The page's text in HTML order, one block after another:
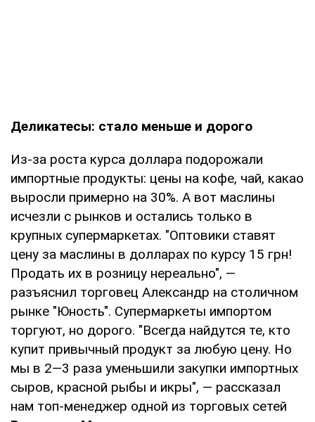
Деликатесы: стало меньше и дорого
Из-за роста курса доллара подорожали
импортные продукты: цены на кофе, чай, какао
выросли примерно на 30%. А вот маслины
исчезли с рынков и остались только в
крупных супермаркетах. "Оптовики ставят
цену за маслины в долларах по курсу 15 грн!
Продать их в розницу нереально", —
разъяснил торговец Александр на столичном
рынке "Юность". Супермаркеты импортом
торгуют, но дорого. "Всегда найдутся те, кто
купит привычный продукт за любую цену. Но
мы в 2—3 раза уменьшили закупки импортных
сыров, красной рыбы и икры", — рассказал
нам топ-менеджер одной из торговых сетей